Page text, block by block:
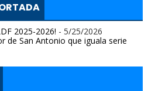
2025-2026! - 5/25/2026
de San Antonio que iguala serie